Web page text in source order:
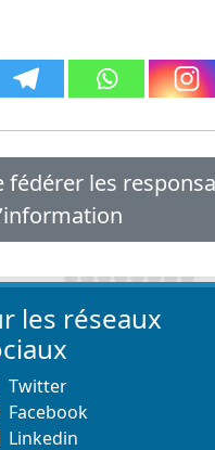
fédérer les
les réseaux
Twitter
Facebook
Linkedin